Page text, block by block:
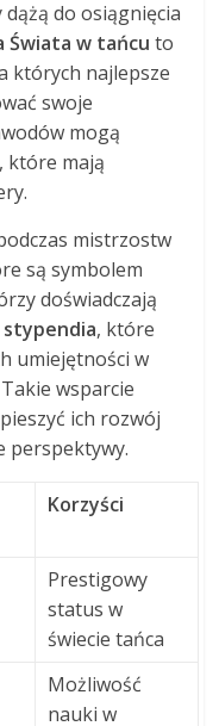
do osiągnięcia
Świata w tańcu to
których najlepsze
swoje
mogą
które mają
mistrzostw
są symbolem
doświadczają
stypendia, które
umiejętności w
wsparcie
ich rozwój
perspektywy.
Korzyści
Prestigowy
status w
świecie tańca
Możliwość
nauki w